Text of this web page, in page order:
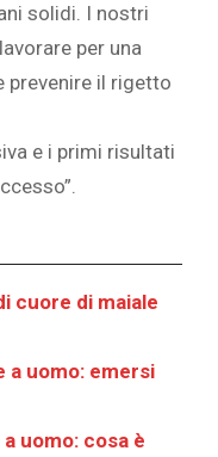
solidi. I nostri
per una
prevenire il rigetto
e i primi risultati
cuore di maiale
a uomo: emersi
uomo: cosa è